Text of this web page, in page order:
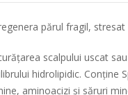
părul fragil,
scalpului uscat
hidrolipidic. Conține
aminoacizi și săruri